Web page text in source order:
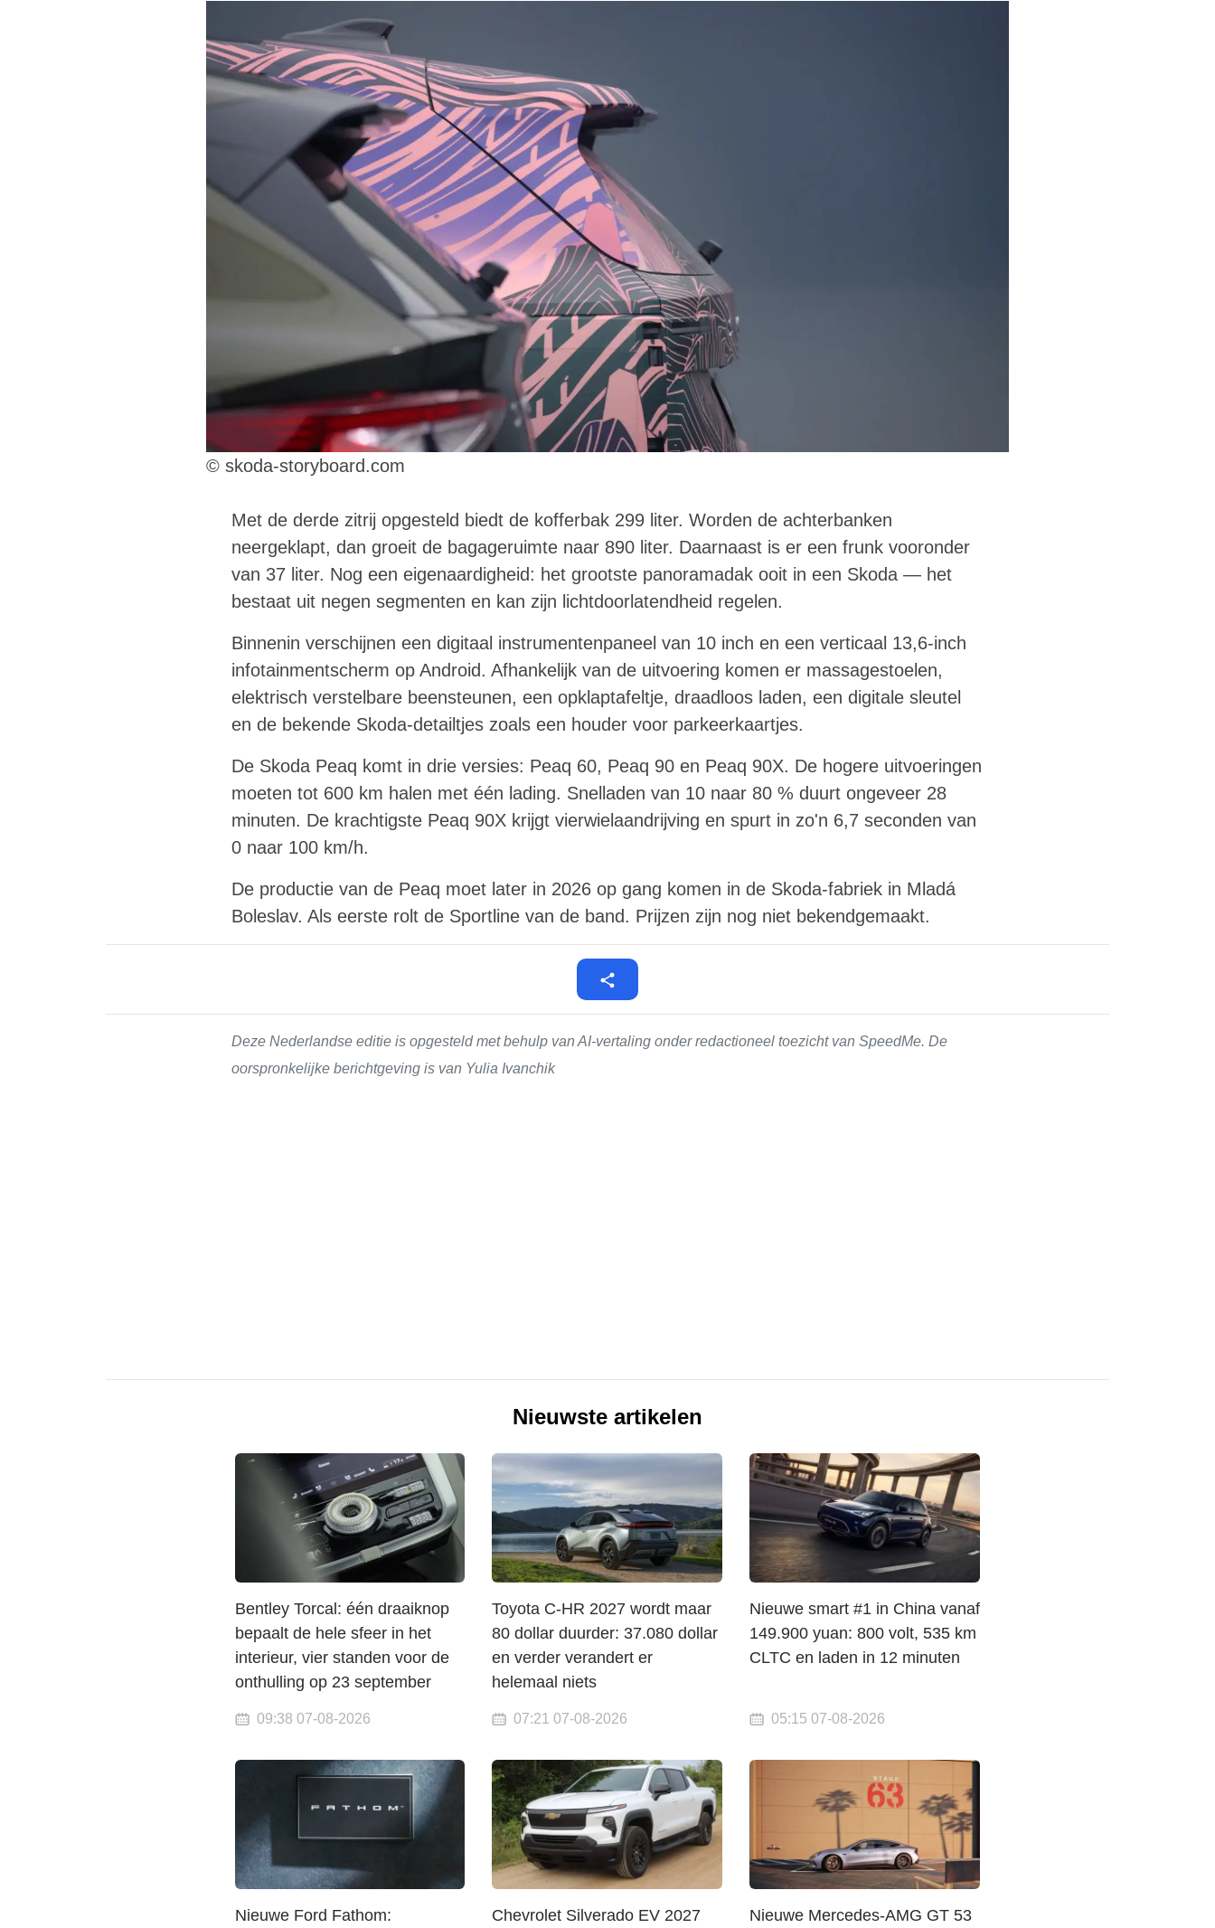
© skoda-storyboard.com
Met de derde zitrij opgesteld biedt de kofferbak 299 liter. Worden de achterbanken
neergeklapt, dan groeit de bagageruimte naar 890 liter. Daarnaast is er een frunk vooronder
van 37 liter. Nog een eigenaardigheid: het grootste panoramadak ooit in een Skoda — het
bestaat uit negen segmenten en kan zijn lichtdoorlatendheid regelen.
Binnenin verschijnen een digitaal instrumentenpaneel van 10 inch en een verticaal 13,6-inch
infotainmentscherm op Android. Afhankelijk van de uitvoering komen er massagestoelen,
elektrisch verstelbare beensteunen, een opklaptafeltje, draadloos laden, een digitale sleutel
en de bekende Skoda-detailtjes zoals een houder voor parkeerkaartjes.
De Skoda Peaq komt in drie versies: Peaq 60, Peaq 90 en Peaq 90X. De hogere uitvoeringen
moeten tot 600 km halen met één lading. Snelladen van 10 naar 80 % duurt ongeveer 28
minuten. De krachtigste Peaq 90X krijgt vierwielaandrijving en spurt in zo'n 6,7 seconden van
0 naar 100 km/h.
De productie van de Peaq moet later in 2026 op gang komen in de Skoda-fabriek in Mladá
Boleslav. Als eerste rolt de Sportline van de band. Prijzen zijn nog niet bekendgemaakt.
Deze Nederlandse editie is opgesteld met behulp van AI-vertaling onder redactioneel toezicht van SpeedMe. De
oorspronkelijke berichtgeving is van Yulia Ivanchik
Nieuwste artikelen
Bentley Torcal: één draaiknop
bepaalt de hele sfeer in het
interieur, vier standen voor de
onthulling op 23 september
09:38 07-08-2026
Toyota C-HR 2027 wordt maar
80 dollar duurder: 37.080 dollar
en verder verandert er
helemaal niets
07:21 07-08-2026
Nieuwe smart #1 in China vanaf
149.900 yuan: 800 volt, 535 km
CLTC en laden in 12 minuten
05:15 07-08-2026
Nieuwe Ford Fathom: Chevrolet Silverado EV 2027 Nieuwe Mercedes-AMG GT 53